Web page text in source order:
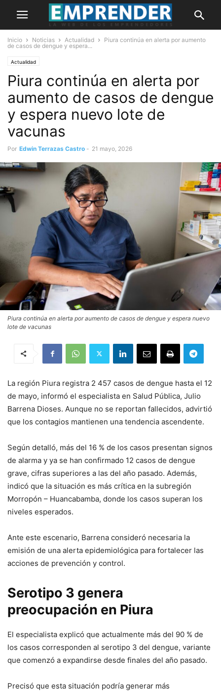
Inicio Noticias Actualidad
Piura continúa en alerta por aumento
de casos de dengue y espera...
Actualidad
Piura continúa en alerta por
aumento de casos de dengue
y espera nuevo lote de
vacunas
Por Edwin Terrazas Castro - 21 mayo, 2026
Piura continúa en alerta por aumento de casos de dengue y espera nuevo
lote de vacunas
La región Piura registra 2 457 casos de dengue hasta el 12
de mayo, informó el especialista en Salud Pública, Julio
Barrena Dioses. Aunque no se reportan fallecidos, advirtió
que los contagios mantienen una tendencia ascendente.
Según detalló, más del 16 % de los casos presentan signos
de alarma y ya se han confirmado 12 casos de dengue
grave, cifras superiores a las del año pasado. Además,
indicó que la situación es más crítica en la subregión
Morropón – Huancabamba, donde los casos superan los
niveles esperados.
Ante este escenario, Barrena consideró necesaria la
emisión de una alerta epidemiológica para fortalecer las
acciones de prevención y control.
Serotipo 3 genera
preocupación en Piura
El especialista explicó que actualmente más del 90 % de
los casos corresponden al serotipo 3 del dengue, variante
que comenzó a expandirse desde finales del año pasado.
Precisó que esta situación podría generar más